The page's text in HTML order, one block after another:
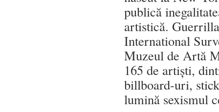
publică
artistică.
International
Muzeul de Artă
165 de artiști,
billboard-uri,
lumină sexismul